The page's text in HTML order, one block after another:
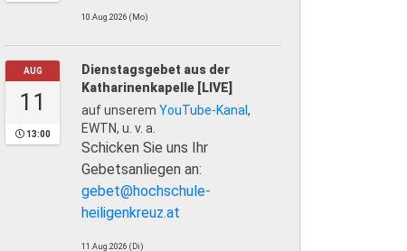
10.Aug.2026 (Mo)
AUG
11
13:00
Dienstagsgebet aus der
Katharinenkapelle [LIVE]
auf unserem YouTube-Kanal ,
EWTN, u. v. a.
Schicken Sie uns Ihr
Gebetsanliegen an:
gebet@hochschule-
heiligenkreuz.at
11.Aug.2026 (Di)